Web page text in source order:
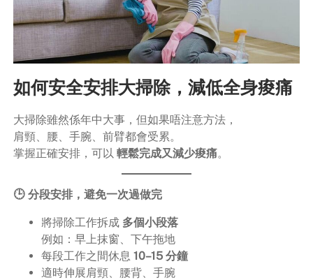
如何安全安排大掃除，減低全身痠痛
大掃除雖然係年中大事，但如果唔注意方法，
肩頸、腰、手腕、前臂都會受累。
掌握正確安排，可以 輕鬆完成又減少痠痛。
🕒 分段安排，避免一次過做完
將掃除工作拆成 多個小段落
例如：早上抹窗、下午拖地
每段工作之間休息 10–15 分鐘
適時伸展肩頸、腰背、手腕